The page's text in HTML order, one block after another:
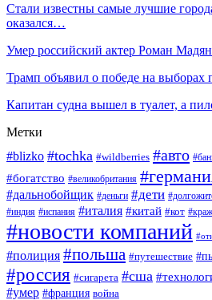
Стали известны самые лучшие
оказался…
Умер российский актер Роман
Трамп объявил о победе на
Капитан судна вышел в туалет, а
Метки
#blizko #tochka #wildberries #авто
#богатство #великобритания
#дальнобойщик #деньги #дети
#индия #испания #италия #китай #кот
#новости компаний
#полиция #польша #путешествие
#россия #сигарета #сша
#умер #франция война